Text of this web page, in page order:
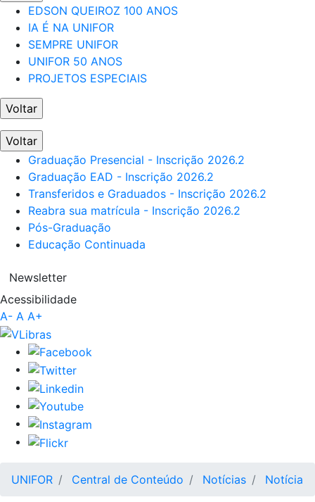
EDSON QUEIROZ 100 ANOS
IA É NA UNIFOR
SEMPRE UNIFOR
UNIFOR 50 ANOS
PROJETOS ESPECIAIS
Voltar
Voltar
Graduação Presencial - Inscrição 2026.2
Graduação EAD - Inscrição 2026.2
Transferidos e Graduados - Inscrição 2026.2
Reabra sua matrícula - Inscrição 2026.2
Pós-Graduação
Educação Continuada
Newsletter
Acessibilidade
A- A A+
UNIFOR Central de Conteúdo Notícias Notícia